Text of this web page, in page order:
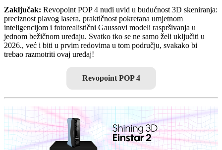
Zaključak: Revopoint POP 4 nudi uvid u budućnost 3D skeniranja:
preciznost plavog lasera, praktičnost pokretana umjetnom
inteligencijom i fotorealistični Gaussovi modeli raspršivanja u
jednom bežičnom uređaju. Svatko tko se ne samo želi uključiti u
2026., već i biti u prvim redovima u tom području, svakako bi
trebao razmotriti ovaj uređaj!
Revopoint POP 4